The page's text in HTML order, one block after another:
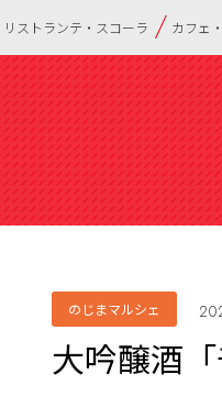
リストランテ・スコーラ カフェ
のじまマルシェ
大吟醸酒